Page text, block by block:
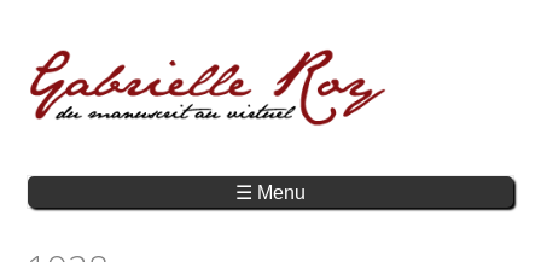
☰ Menu